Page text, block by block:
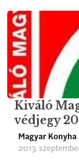
Kiváló
védjegy
Magyar Konyha
2013.